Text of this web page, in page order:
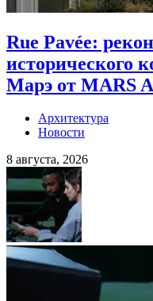
Rue Pavée:
исторического
Марэ от MARS
Архитектура
Новости
8 августа, 2026